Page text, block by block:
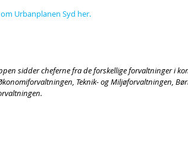
Urbanplanen Syd her.
Teknik- og Miljøforvaltningen,